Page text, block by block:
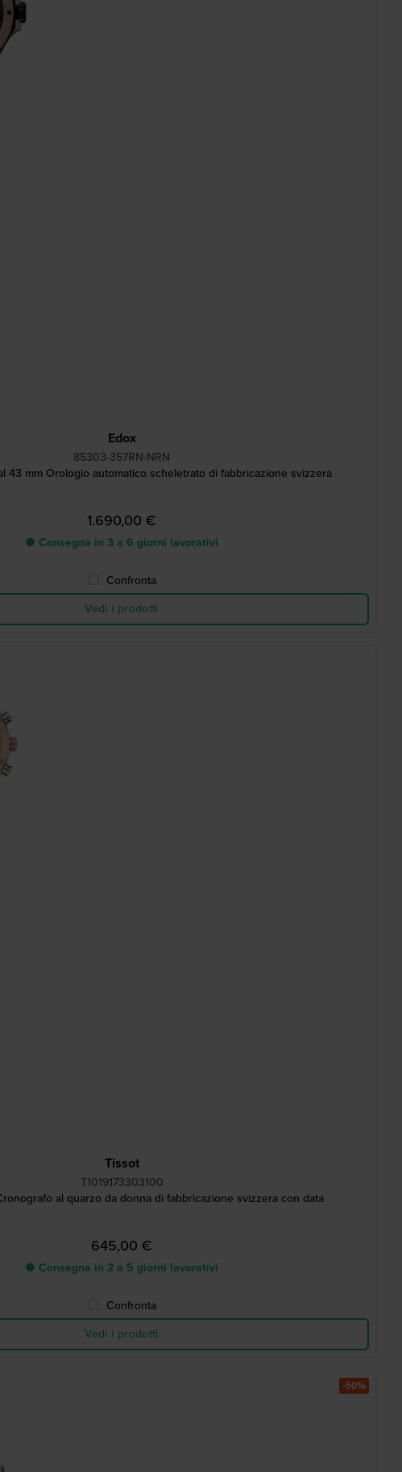
Edox
85303-357RN-NRN
43 mm Orologio automatico scheletrato di fabbricazione svizzera
1.690,00 €
● Consegna in 3 a 6 giorni lavorativi
Confronta
Vedi i prodotti
Tissot
T1019173303100
al quarzo da donna di fabbricazione svizzera con data
645,00 €
● Consegna in 2 a 5 giorni lavorativi
Confronta
Vedi i prodotti
-50%